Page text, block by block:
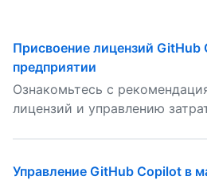
Присвоение лицензий
предприятии
Ознакомьтесь с
лицензий и управлению
Управление GitHub Copilot в